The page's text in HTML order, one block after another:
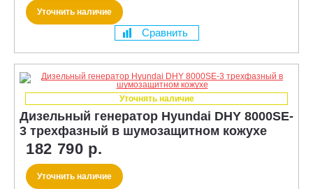
Уточнить наличие
Сравнить
Уточнять наличие
Дизельный генератор Hyundai DHY 8000SE-
3 трехфазный в шумозащитном кожухе
182 790 р.
Уточнить наличие